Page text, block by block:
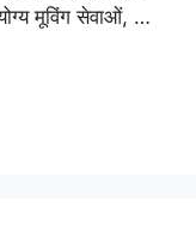
मूविंग सेवाओं, …